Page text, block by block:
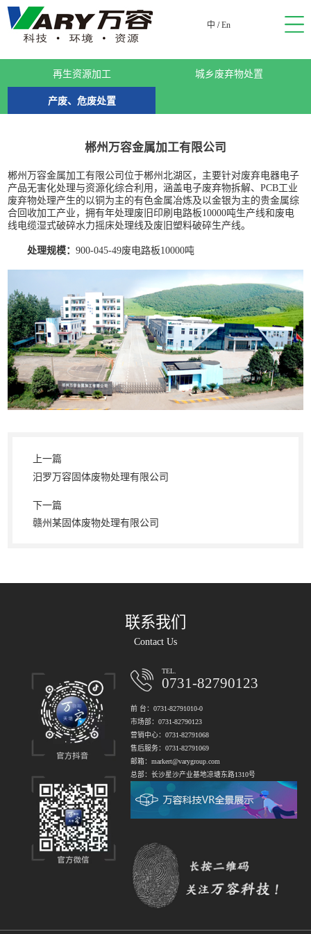
中 /En
再生资源加工 城乡废弃物处置
产废、危废处置
郴州万容金属加工有限公司
郴州万容金属加工有限公司位于郴州北湖区，主要针对废弃电器电子
产品无害化处理与资源化综合利用，涵盖电子废弃物拆解、PCB工业
废弃物处理产生的以铜为主的有色金属冶炼及以金银为主的贵金属综
合回收加工产业，拥有年处理废旧印刷电路板10000吨生产线和废电
线电缆湿式破碎水力摇床处理线及废旧塑料破碎生产线。
处理规模：900-045-49废电路板10000吨
上一篇
汨罗万容固体废物处理有限公司
下一篇
赣州某固体废物处理有限公司
联系我们
Contact Us
TEL.
0731-82790123
前 台：0731-82791010-0
市场部：0731-82790123
营销中心：0731-82791068
售后服务：0731-82791069
邮箱：markert@varygroup.com
总部：长沙星沙产业基地凉塘东路1310号